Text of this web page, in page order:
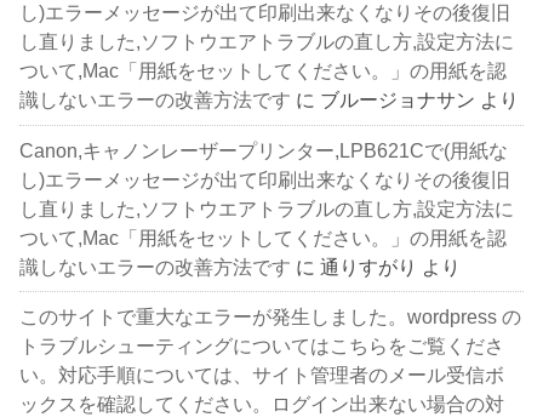
し)エラーメッセージが出て印刷出来なくなりその後復旧
し直りました,ソフトウエアトラブルの直し方,設定方法に
ついて,Mac「用紙をセットしてください。」の用紙を認
識しないエラーの改善方法です に ブルージョナサン より
Canon,キャノンレーザープリンター,LPB621Cで(用紙な
し)エラーメッセージが出て印刷出来なくなりその後復旧
し直りました,ソフトウエアトラブルの直し方,設定方法に
ついて,Mac「用紙をセットしてください。」の用紙を認
識しないエラーの改善方法です に通りすがり より
このサイトで重大なエラーが発生しました。wordpress の
トラブルシューティングについてはこちらをご覧くださ
い。対応手順については、サイト管理者のメール受信ボ
ックスを確認してください。ログイン出来ない場合の対